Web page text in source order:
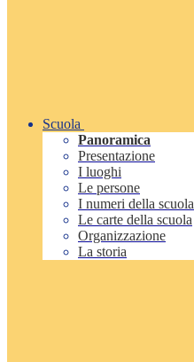
Scuola
Panoramica
Presentazione
I luoghi
Le persone
I numeri della scuola
Le carte della scuola
Organizzazione
La storia